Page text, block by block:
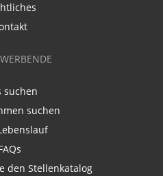
suchen
suchen
den Stellenkatalog